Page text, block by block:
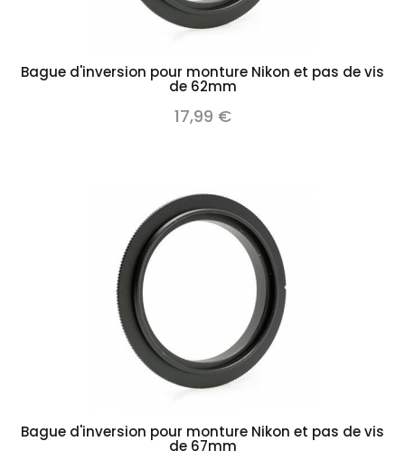
Bague d'inversion pour monture Nikon et pas de vis
de 62mm
17,99 €
Bague d'inversion pour monture Nikon et pas de vis
de 67mm